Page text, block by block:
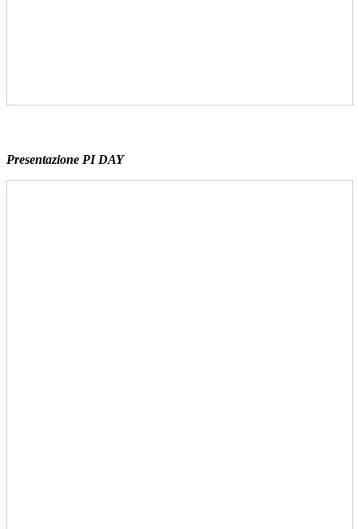
Presentazione PI DAY